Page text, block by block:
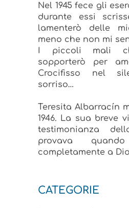
Nel 1945 fece gli
durante essi
lamenterò delle
meno che non mi
I piccoli mali
sopporterò per
Crocifisso nel
sorriso…
Teresita Albarracín
1946. La sua breve
testimonianza
provava
completamente a
CATEGORIE